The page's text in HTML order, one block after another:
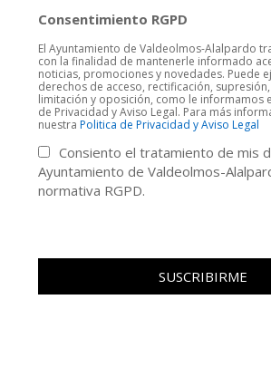
Consentimiento RGPD
El Ayuntamiento de Valdeolmos-Alalpardo
con la finalidad de mantenerle informado
noticias, promociones y novedades. Puede
derechos de acceso, rectificación,
limitación y oposición, como le informamos
de Privacidad y Aviso Legal. Para más
nuestra Politica de Privacidad y Aviso Legal
Consiento el tratamiento de mis
Ayuntamiento de Valdeolmos-
normativa RGPD.